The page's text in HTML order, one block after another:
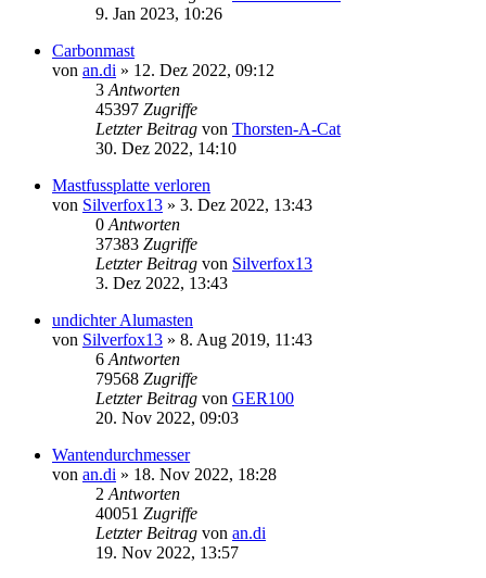
9. Jan 2023, 10:26
Carbonmast
von an.di » 12. Dez 2022, 09:12
3 Antworten
45397 Zugriffe
Letzter Beitrag von Thorsten-A-Cat
30. Dez 2022, 14:10
Mastfussplatte verloren
von Silverfox13 » 3. Dez 2022, 13:43
0 Antworten
37383 Zugriffe
Letzter Beitrag von Silverfox13
3. Dez 2022, 13:43
undichter Alumasten
von Silverfox13 » 8. Aug 2019, 11:43
6 Antworten
79568 Zugriffe
Letzter Beitrag von GER100
20. Nov 2022, 09:03
Wantendurchmesser
von an.di » 18. Nov 2022, 18:28
2 Antworten
40051 Zugriffe
Letzter Beitrag von an.di
19. Nov 2022, 13:57